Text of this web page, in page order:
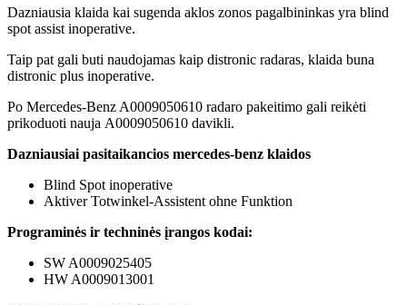
Dazniausia klaida kai sugenda aklos zonos pagalbininkas yra blind
spot assist inoperative.
Taip pat gali buti naudojamas kaip distronic radaras, klaida buna
distronic plus inoperative.
Po Mercedes-Benz A0009050610 radaro pakeitimo gali reikėti
prikoduoti nauja A0009050610 davikli.
Dazniausiai pasitaikancios mercedes-benz klaidos
Blind Spot inoperative
Aktiver Totwinkel-Assistent ohne Funktion
Programinės ir techninės įrangos kodai:
SW A0009025405
HW A0009013001